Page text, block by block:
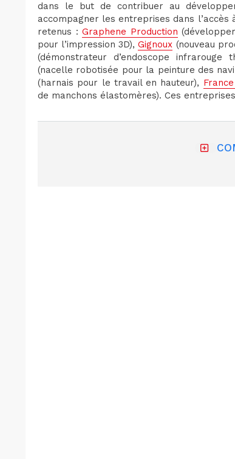
dans le but de contribuer au
accompagner les entreprises dans l’accès
retenus : Graphene Production
pour l’impression 3D),Gignoux (nouveau
(démonstrateur d’endoscope infrarouge
(nacelle robotisée pour la peinture des
(harnais pour le travail en hauteur),
de manchons élastomères). Ces